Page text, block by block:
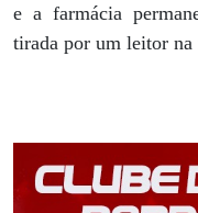
e a farmácia
tirada por um leitor na